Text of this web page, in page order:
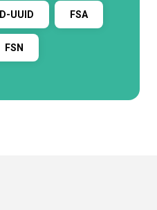
UUID FSA
FSN